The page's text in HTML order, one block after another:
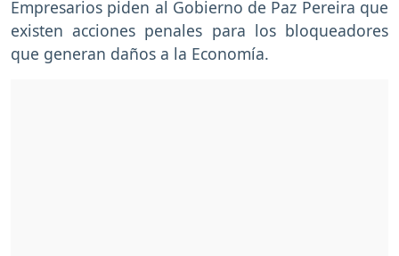
Empresarios piden al Gobierno de Paz Pereira que
existen acciones penales para los bloqueadores
que generan daños a la Economía.